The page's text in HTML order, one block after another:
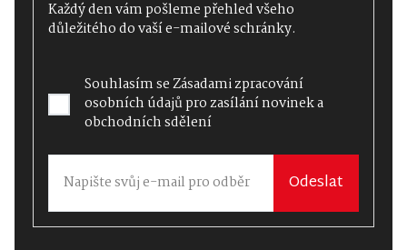
Každý den vám pošleme přehled všeho
důležitého do vaší e-mailové schránky.
Souhlasím seZásadami zpracování
osobních údajůpro zasílání novinek a
obchodních sdělení
Odeslat